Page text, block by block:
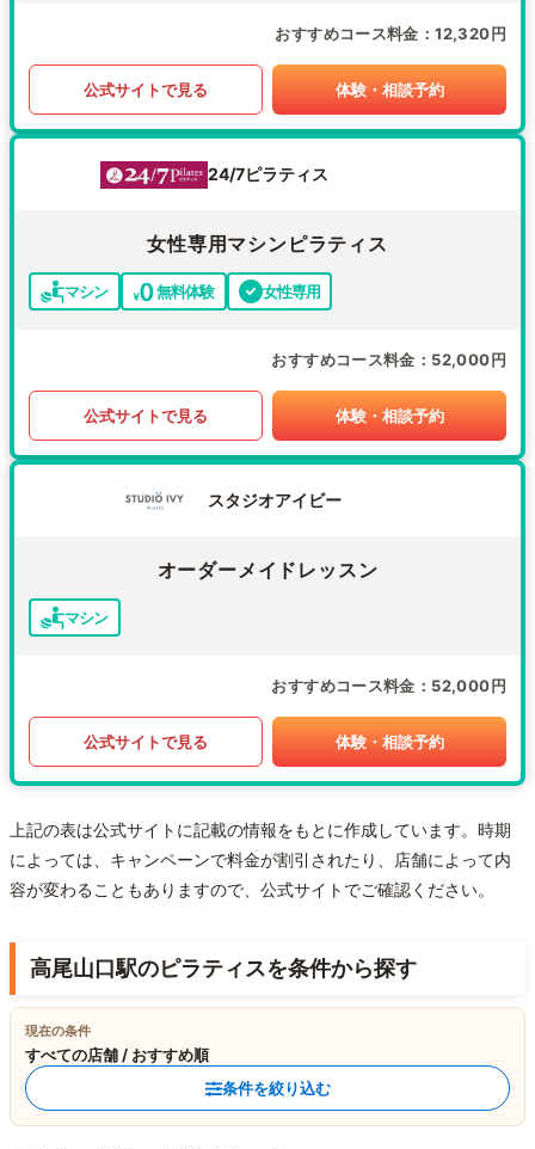
おすすめコース料金 12,320円
公式サイトで見る 体験・相談予約
24/7ピラティス
女性専用マシンピラティス
マシン 無料体験 女性専用
おすすめコース料金 52,000円
公式サイトで見る 体験・相談予約
スタジオアイビー
オーダーメイドレッスン
マシン
おすすめコース料金 52,000円
公式サイトで見る 体験・相談予約
上記の表は公式サイトに記載の情報をもとに作成しています。時期
によっては、キャンペーンで料金が割引されたり、店舗によって内
容が変わることもありますので、公式サイトでご確認ください。
高尾山口駅のピラティスを条件から探す
現在の条件
すべての店舗 / おすすめ順
条件を絞り込む